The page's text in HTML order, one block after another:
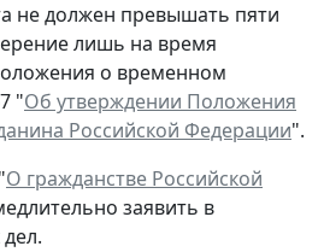
не должен превышать пяти
лишь на время
о временном
"Об утверждении Положения
Российской Федерации".
О гражданстве Российской
заявить в